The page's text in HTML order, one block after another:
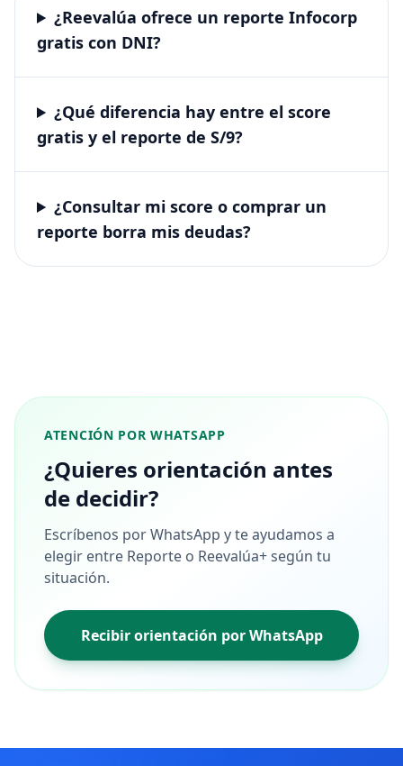
¿Reevalúa ofrece un reporte Infocorp
gratis con DNI?
¿Qué diferencia hay entre el score
gratis y el reporte de S/9?
¿Consultar mi score o comprar un
reporte borra mis deudas?
ATENCIÓN POR WHATSAPP
¿Quieres orientación antes
de decidir?
Escríbenos por WhatsApp y te ayudamos a
elegir entre Reporte o Reevalúa+ según tu
situación.
Recibir orientación por WhatsApp